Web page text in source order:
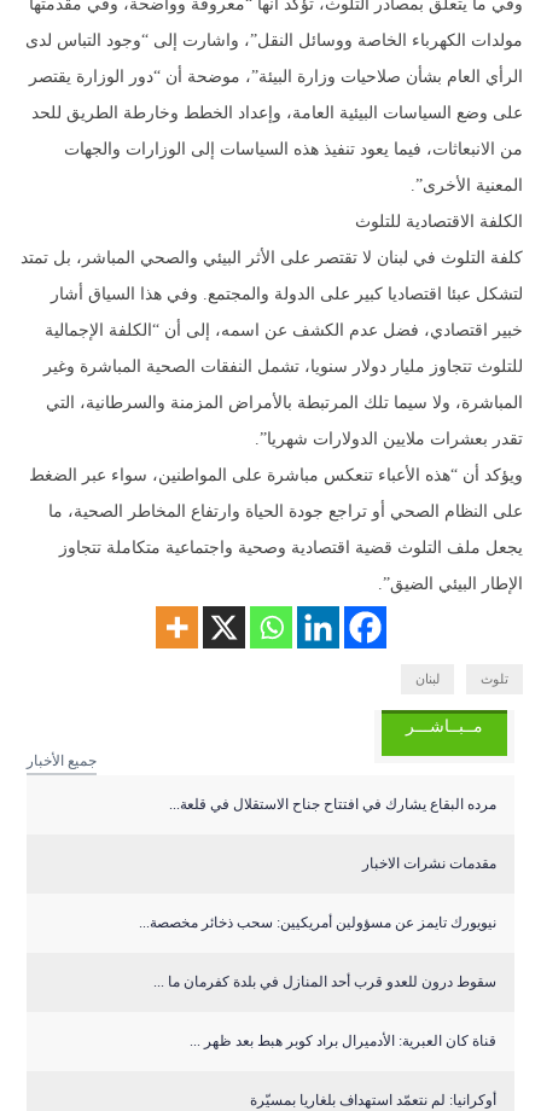
وفي ما يتعلق بمصادر التلوث، تؤكد أنها “معروفة وواضحة، وفي مقدمتها
مولدات الكهرباء الخاصة ووسائل النقل”، واشارت إلى “وجود التباس لدى
الرأي العام بشأن صلاحيات وزارة البيئة”، موضحة أن “دور الوزارة يقتصر
على وضع السياسات البيئية العامة، وإعداد الخطط وخارطة الطريق للحد
من الانبعاثات، فيما يعود تنفيذ هذه السياسات إلى الوزارات والجهات
المعنية الأخرى”.
الكلفة الاقتصادية للتلوث
كلفة التلوث في لبنان لا تقتصر على الأثر البيئي والصحي المباشر، بل تمتد
لتشكل عبئا اقتصاديا كبير على الدولة والمجتمع. وفي هذا السياق أشار
خبير اقتصادي، فضل عدم الكشف عن اسمه، إلى أن “الكلفة الإجمالية
للتلوث تتجاوز مليار دولار سنويا، تشمل النفقات الصحية المباشرة وغير
المباشرة، ولا سيما تلك المرتبطة بالأمراض المزمنة والسرطانية، التي
تقدر بعشرات ملايين الدولارات شهريا”.
ويؤكد أن “هذه الأعباء تنعكس مباشرة على المواطنين، سواء عبر الضغط
على النظام الصحي أو تراجع جودة الحياة وارتفاع المخاطر الصحية، ما
يجعل ملف التلوث قضية اقتصادية وصحية واجتماعية متكاملة تتجاوز
الإطار البيئي الضيق”.
تلوث لبنان
مــبــاشـــر
جميع الأخبار
مرده البقاع يشارك في افتتاح جناح الاستقلال في قلعة...
مقدمات نشرات الاخبار
نيويورك تايمز عن مسؤولين أمريكيين: سحب ذخائر مخصصة...
سقوط درون للعدو قرب أحد المنازل في بلدة كفرمان ما ...
قناة كان العبرية: الأدميرال براد كوبر هبط بعد ظهر ...
أوكرانيا: لم نتعمّد استهداف بلغاريا بمسيّرة